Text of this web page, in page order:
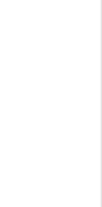
Tìm Sản Phẩm
Muỗi Trong
Hà Nội Với Hình